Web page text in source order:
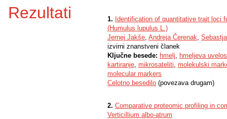
Rezultati 1. Identification of quantitative trait loci
(Humulus lupulus L.)
Jernej Jakše, Andreja Čerenak,
izvirni znanstveni članek
Ključne besede: hmelj, hmeljeva
kartiranje, mikrosateliti, molekulski
molecular markers
Celotno besedilo (povezava drugam)
2. Comparative proteomic profiling in
Verticillium albo-atrum